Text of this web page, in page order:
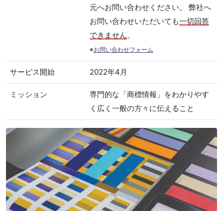
元へお問い合わせください。 弊社へ
お問い合わせいただいても一切回答
できません。
※お問い合わせフォーム
サービス開始 2022年4月
ミッション
専門的な「商標情報」をわかりやす
く広く一般の方々に伝えること